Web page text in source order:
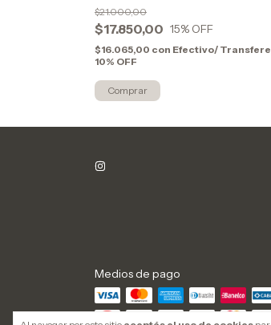
$17.850,00
$21.000,00
15% OFF
$16.065,00 con Efectivo/
10% OFF
Medios de pago